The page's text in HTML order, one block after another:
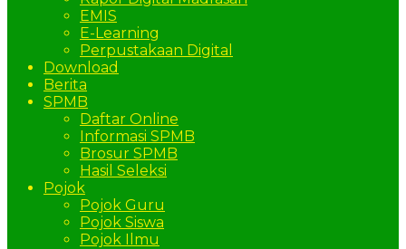
EMIS
E-Learning
Perpustakaan Digital
Download
Berita
SPMB
Daftar Online
Informasi SPMB
Brosur SPMB
Hasil Seleksi
Pojok
Pojok Guru
Pojok Siswa
Pojok Ilmu